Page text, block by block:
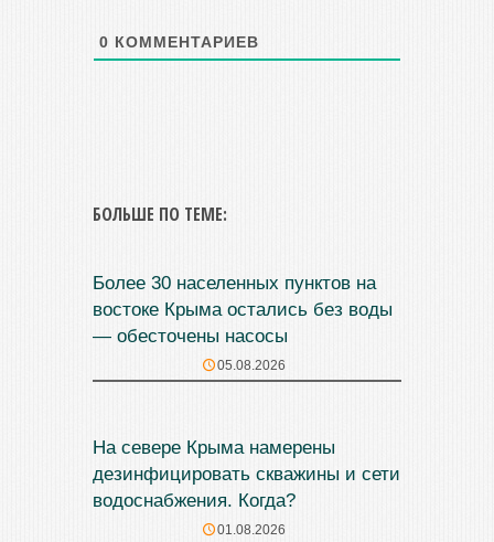
0 КОММЕНТАРИЕВ
БОЛЬШЕ ПО ТЕМЕ:
Более 30 населенных пунктов на
востоке Крыма остались без воды
— обесточены насосы
05.08.2026
На севере Крыма намерены
дезинфицировать скважины и сети
водоснабжения. Когда?
01.08.2026